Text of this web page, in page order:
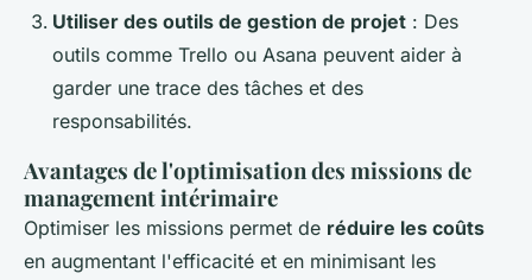
Utiliser des outils de gestion de projet : Des
outils comme Trello ou Asana peuvent aider à
garder une trace des tâches et des
responsabilités.
Avantages de l'optimisation des missions de
management intérimaire
Optimiser les missions permet de réduire les coûts
en augmentant l'efficacité et en minimisant les